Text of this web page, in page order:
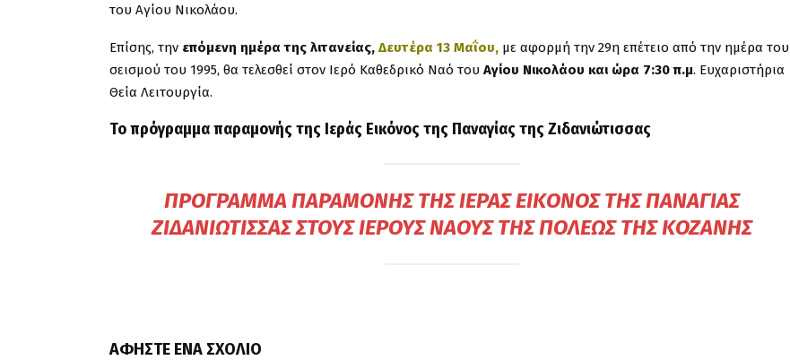
του Αγίου Νικολάου.
Επίσης, την επόμενη ημέρα της λιτανείας, Δευτέρα 13 Μαΐου, με αφορμή την 29η επέτειο από την ημέρα του
σεισμού του 1995, θα τελεσθεί στον Ιερό Καθεδρικό Ναό του Αγίου Νικολάου και ώρα 7:30 π.μ. Ευχαριστήρια
Θεία Λειτουργία.
Το πρόγραμμα παραμονής της Ιεράς Εικόνος της Παναγίας της Ζιδανιώτισσας
ΠΡΌΓΡΑΜΜΑ ΠΑΡΑΜΟΝΉΣ ΤΗΣ ΙΕΡΆΣ ΕΙΚΌΝΟΣ ΤΗΣ ΠΑΝΑΓΊΑΣ
ΖΙΔΑΝΙΏΤΙΣΣΑΣ ΣΤΟΥΣ ΙΕΡΟΎΣ ΝΑΟΎΣ ΤΗΣ ΠΌΛΕΩΣ ΤΗΣ ΚΟΖΆΝΗΣ
ΑΦΉΣΤΕ ΈΝΑ ΣΧΌΛΙΟ